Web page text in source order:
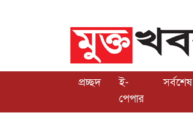
প্রচ্ছদ
ই-
পেপার
সর্বশেষ